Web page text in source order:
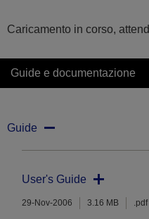
Caricamento in corso,
Guide e documentazione
Guide
User's Guide
29-Nov-2006 3.16 MB .pdf